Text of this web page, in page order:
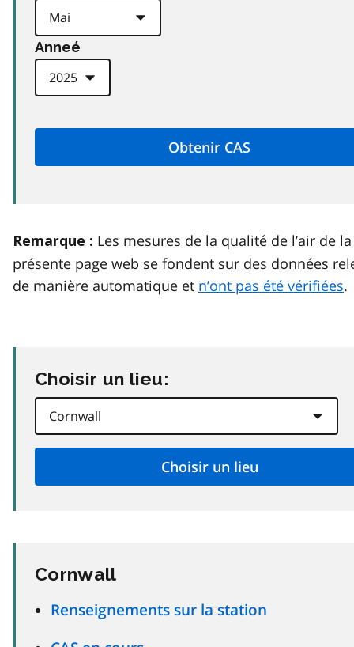
Anneé
Remarque : Les mesures de la qualité de l’air de la
présente page web se fondent sur des données
de manière automatique et n’ont pas été vérifiées.
Choisir un lieu:
Cornwall
Renseignements sur la station